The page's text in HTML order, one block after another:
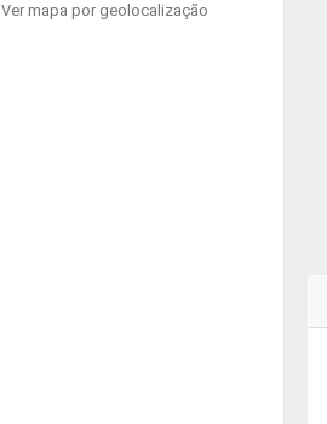
Ver mapa por geolocalização